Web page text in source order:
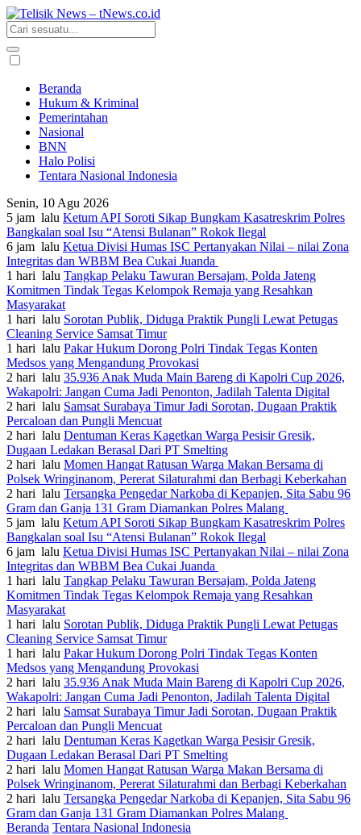
Beranda
Hukum & Kriminal
Pemerintahan
Nasional
BNN
Halo Polisi
Tentara Nasional Indonesia
Senin, 10 Agu 2026
5 jam lalu Ketum API Soroti Sikap Bungkam Kasatreskrim Polres
Bangkalan soal Isu “Atensi Bulanan” Rokok Ilegal
6 jam lalu Ketua Divisi Humas ISC Pertanyakan Nilai – nilai Zona
Integritas dan WBBM Bea Cukai Juanda
1 hari lalu Tangkap Pelaku Tawuran Bersajam, Polda Jateng
Komitmen Tindak Tegas Kelompok Remaja yang Resahkan
Masyarakat
1 hari lalu Sorotan Publik, Diduga Praktik Pungli Lewat Petugas
Cleaning Service Samsat Timur
1 hari lalu Pakar Hukum Dorong Polri Tindak Tegas Konten
Medsos yang Mengandung Provokasi
2 hari lalu 35.936 Anak Muda Main Bareng di Kapolri Cup 2026,
Wakapolri: Jangan Cuma Jadi Penonton, Jadilah Talenta Digital
2 hari lalu Samsat Surabaya Timur Jadi Sorotan, Dugaan Praktik
Percaloan dan Pungli Mencuat
2 hari lalu Dentuman Keras Kagetkan Warga Pesisir Gresik,
Dugaan Ledakan Berasal Dari PT Smelting
2 hari lalu Momen Hangat Ratusan Warga Makan Bersama di
Polsek Wringinanom, Pererat Silaturahmi dan Berbagi Keberkahan
2 hari lalu Tersangka Pengedar Narkoba di Kepanjen, Sita Sabu 96
Gram dan Ganja 131 Gram Diamankan Polres Malang
5 jam lalu Ketum API Soroti Sikap Bungkam Kasatreskrim Polres
Bangkalan soal Isu “Atensi Bulanan” Rokok Ilegal
6 jam lalu Ketua Divisi Humas ISC Pertanyakan Nilai – nilai Zona
Integritas dan WBBM Bea Cukai Juanda
1 hari lalu Tangkap Pelaku Tawuran Bersajam, Polda Jateng
Komitmen Tindak Tegas Kelompok Remaja yang Resahkan
Masyarakat
1 hari lalu Sorotan Publik, Diduga Praktik Pungli Lewat Petugas
Cleaning Service Samsat Timur
1 hari lalu Pakar Hukum Dorong Polri Tindak Tegas Konten
Medsos yang Mengandung Provokasi
2 hari lalu 35.936 Anak Muda Main Bareng di Kapolri Cup 2026,
Wakapolri: Jangan Cuma Jadi Penonton, Jadilah Talenta Digital
2 hari lalu Samsat Surabaya Timur Jadi Sorotan, Dugaan Praktik
Percaloan dan Pungli Mencuat
2 hari lalu Dentuman Keras Kagetkan Warga Pesisir Gresik,
Dugaan Ledakan Berasal Dari PT Smelting
2 hari lalu Momen Hangat Ratusan Warga Makan Bersama di
Polsek Wringinanom, Pererat Silaturahmi dan Berbagi Keberkahan
2 hari lalu Tersangka Pengedar Narkoba di Kepanjen, Sita Sabu 96
Gram dan Ganja 131 Gram Diamankan Polres Malang
Beranda Tentara Nasional Indonesia